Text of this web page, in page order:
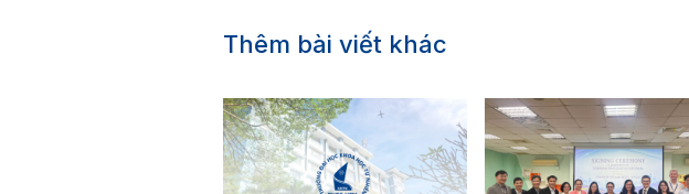
Thêm bài viết khác